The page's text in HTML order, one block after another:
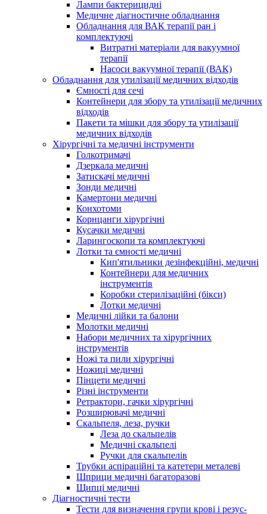
Лампи бактерицидні
Медичне діагностичне обладнання
Обладнання для ВАК терапії ран і
комплектуючі
Витратні матеріали для вакуумної
терапії
Насоси вакуумної терапії (ВАК)
Обладнання для утилізації медичних відходів
Ємності для сечі
Контейнери для збору та утилізації медичних
відходів
Пакети та мішки для збору та утилізації
медичних відходів
Хірургічні та медичні інструменти
Голкотримачі
Дзеркала медичні
Затискачі медичні
Зонди медичні
Камертони медичні
Конхотоми
Корнцанги хірургічні
Кусачки медичні
Ларингоскопи та комплектуючі
Лотки та ємності медичні
Кип'ятильники дезінфекційні, медичні
Контейнери для медичних
інструментів
Коробки стерилізаційні (бікси)
Лотки медичні
Медичні лійки та балони
Молотки медичні
Набори медичних та хірургічних
інструментів
Ножі та пили хірургічні
Ножиці медичні
Пінцети медичні
Різні інструменти
Ретрактори, гачки хірургічні
Розширювачі медичні
Скальпеля, леза, ручки
Леза до скальпелів
Медичні скальпелі
Ручки для скальпелів
Трубки аспіраційні та катетери металеві
Шприци медичні багаторазові
Щипці медичні
Діагностичні тести
Тести для визначення групи крові і резус-